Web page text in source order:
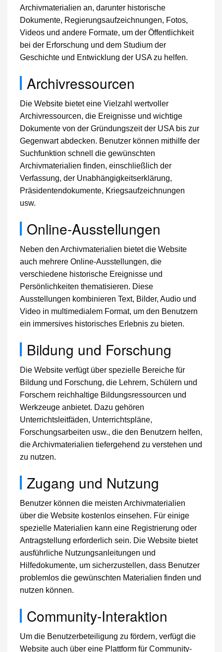
Archivmaterialien an, darunter historische
Dokumente, Regierungsaufzeichnungen, Fotos,
Videos und andere Formate, um der Öffentlichkeit
bei der Erforschung und dem Studium der
Geschichte und Entwicklung der USA zu helfen.
Archivressourcen
Die Website bietet eine Vielzahl wertvoller
Archivressourcen, die Ereignisse und wichtige
Dokumente von der Gründungszeit der USA bis zur
Gegenwart abdecken. Benutzer können mithilfe der
Suchfunktion schnell die gewünschten
Archivmaterialien finden, einschließlich der
Verfassung, der Unabhängigkeitserklärung,
Präsidentendokumente, Kriegsaufzeichnungen
usw.
Online-Ausstellungen
Neben den Archivmaterialien bietet die Website
auch mehrere Online-Ausstellungen, die
verschiedene historische Ereignisse und
Persönlichkeiten thematisieren. Diese
Ausstellungen kombinieren Text, Bilder, Audio und
Video in multimedialem Format, um den Benutzern
ein immersives historisches Erlebnis zu bieten.
Bildung und Forschung
Die Website verfügt über spezielle Bereiche für
Bildung und Forschung, die Lehrern, Schülern und
Forschern reichhaltige Bildungsressourcen und
Werkzeuge anbietet. Dazu gehören
Unterrichtsleitfäden, Unterrichtspläne,
Forschungsarbeiten usw., die den Benutzern helfen,
die Archivmaterialien tiefergehend zu verstehen und
zu nutzen.
Zugang und Nutzung
Benutzer können die meisten Archivmaterialien
über die Website kostenlos einsehen. Für einige
spezielle Materialien kann eine Registrierung oder
Antragstellung erforderlich sein. Die Website bietet
ausführliche Nutzungsanleitungen und
Hilfedokumente, um sicherzustellen, dass Benutzer
problemlos die gewünschten Materialien finden und
nutzen können.
Community-Interaktion
Um die Benutzerbeteiligung zu fördern, verfügt die
Website auch über eine Plattform für Community-